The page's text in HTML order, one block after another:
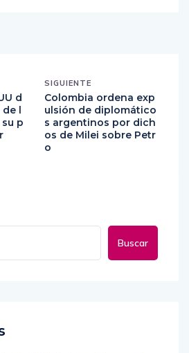
d
de l
p
SIGUIENTE
Colombia ordena exp
ulsión de diplomático
s argentinos por dich
os de Milei sobre Petr
o
Buscar